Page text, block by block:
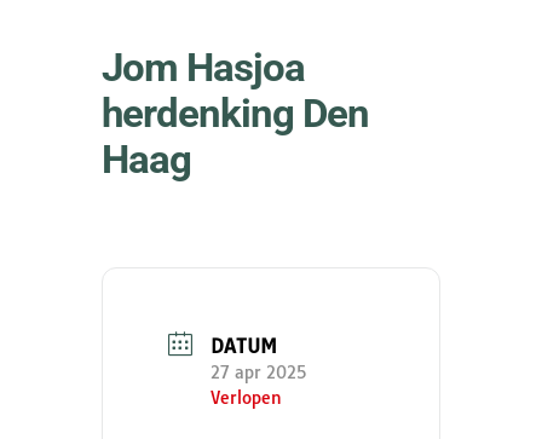
Jom Hasjoa
herdenking Den
Haag
DATUM
27 apr 2025
Verlopen